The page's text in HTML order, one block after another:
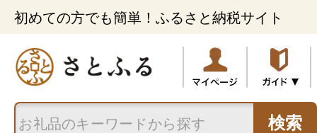
初めての方でも簡単！ふるさと納税サイト
検索